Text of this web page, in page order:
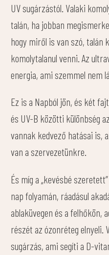
UV sugárzástól. Valaki
talán, ha jobban
hogy miről is van szó, talán
komolytalanul venni. Az
energia, ami szemmel nem
Ez is a Napból jön, és két
és UV-B közötti különbség
vannak kedvező hatásai is,
van a szervezetünkre.
És míg a „kevésbé
nap folyamán, ráadásul
ablaküvegen és a felhőkön,
részét az ózonréteg elnyeli.
sugárzás, ami segíti a D-